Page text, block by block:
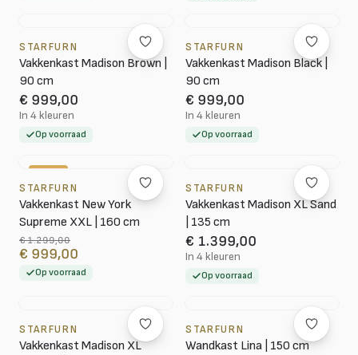
STARFURN
Vakkenkast Madison Brown |
90 cm
€ 999,00
In 4 kleuren
Op voorraad
STARFURN
Vakkenkast Madison Black |
90 cm
€ 999,00
In 4 kleuren
Op voorraad
STARFURN
Vakkenkast New York
Supreme XXL | 160 cm
€ 1.299,00
€ 999,00
Op voorraad
STARFURN
Vakkenkast Madison XL Sand
| 135 cm
€ 1.399,00
In 4 kleuren
Op voorraad
STARFURN
Vakkenkast Madison XL
STARFURN
Wandkast Lina | 150 cm